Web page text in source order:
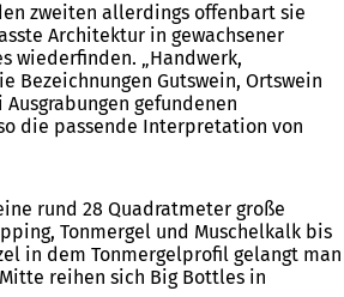
zweiten allerdings offenbart sie
Architektur in gewachsener
wiederfinden. „Handwerk,
Bezeichnungen Gutswein, Ortswein
gefundenen
die passende Interpretation von
rund 28 Quadratmeter große
Tonmergel und Muschelkalk bis
in dem Tonmergelprofil gelangt man
reihen sich Big Bottles in